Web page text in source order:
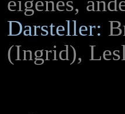
Darsteller:
(Ingrid),